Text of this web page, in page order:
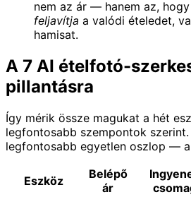
nem az ár — hanem az,
feljavítja a valódi ételedet,
hamisat.
A 7 AI ételfotó-
pillantásra
Így mérik össze magukat a hét
legfontosabb szempontok szerint.
legfontosabb egyetlen oszlop —
Eszköz
Belépő
ár